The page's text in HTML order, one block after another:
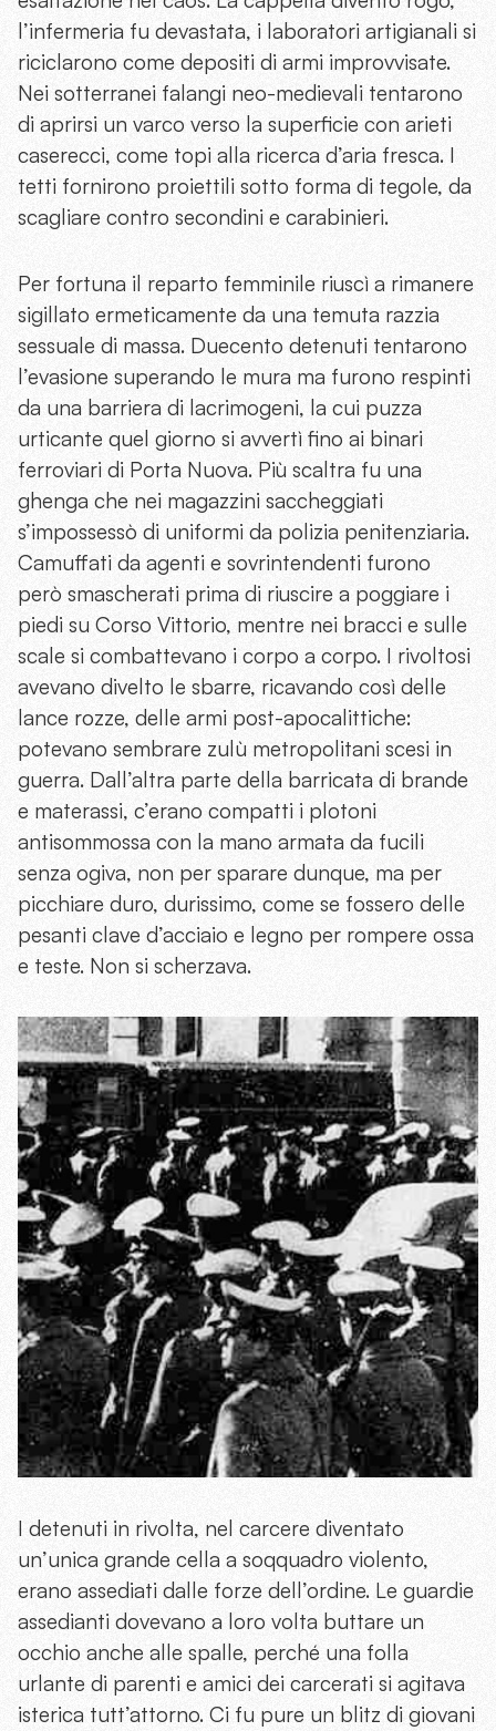
l’infermeria fu devastata, i laboratori artigianali si
riciclarono come depositi di armi improvvisate.
Nei sotterranei falangi neo-medievali tentarono
di aprirsi un varco verso la superficie con arieti
caserecci, come topi alla ricerca d’aria fresca. I
tetti fornirono proiettili sotto forma di tegole, da
scagliare contro secondini e carabinieri.
Per fortuna il reparto femminile riuscì a rimanere
sigillato ermeticamente da una temuta razzia
sessuale di massa. Duecento detenuti tentarono
l’evasione superando le mura ma furono respinti
da una barriera di lacrimogeni, la cui puzza
urticante quel giorno si avvertì fino ai binari
ferroviari di Porta Nuova. Più scaltra fu una
ghenga che nei magazzini saccheggiati
s’impossessò di uniformi da polizia penitenziaria.
Camuffati da agenti e sovrintendenti furono
però smascherati prima di riuscire a poggiare i
piedi su Corso Vittorio, mentre nei bracci e sulle
scale si combattevano i corpo a corpo. I rivoltosi
avevano divelto le sbarre, ricavando così delle
lance rozze, delle armi post-apocalittiche:
potevano sembrare zulù metropolitani scesi in
guerra. Dall’altra parte della barricata di brande
e materassi, c’erano compatti i plotoni
antisommossa con la mano armata da fucili
senza ogiva, non per sparare dunque, ma per
picchiare duro, durissimo, come se fossero delle
pesanti clave d’acciaio e legno per rompere ossa
e teste. Non si scherzava.
I detenuti in rivolta, nel carcere diventato
un’unica grande cella a soqquadro violento,
erano assediati dalle forze dell’ordine. Le guardie
assedianti dovevano a loro volta buttare un
occhio anche alle spalle, perché una folla
urlante di parenti e amici dei carcerati si agitava
isterica tutt’attorno. Ci fu pure un blitz di giovani